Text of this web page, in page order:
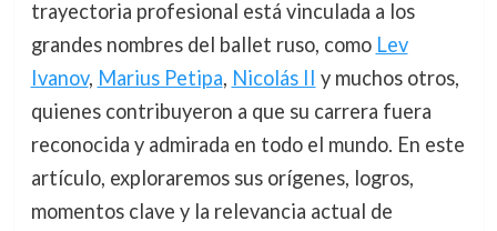
trayectoria profesional está vinculada a los
grandes nombres del ballet ruso, como Lev
Ivanov, Marius Petipa, Nicolás II y muchos otros,
quienes contribuyeron a que su carrera fuera
reconocida y admirada en todo el mundo. En este
artículo, exploraremos sus orígenes, logros,
momentos clave y la relevancia actual de